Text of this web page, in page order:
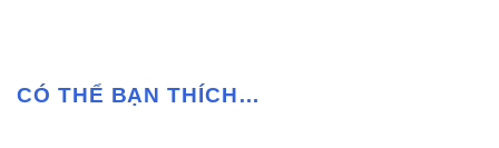
CÓ THỂ BẠN THÍCH…